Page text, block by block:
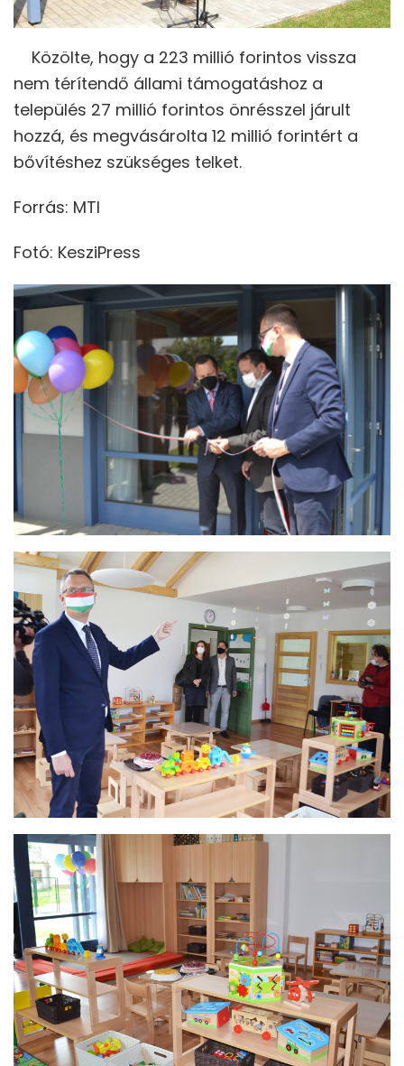
Közölte, hogy a 223 millió forintos vissza
nem térítendő állami támogatáshoz a
település 27 millió forintos önrésszel járult
hozzá, és megvásárolta 12 millió forintért a
bővítéshez szükséges telket.
Forrás: MTI
Fotó: KesziPress